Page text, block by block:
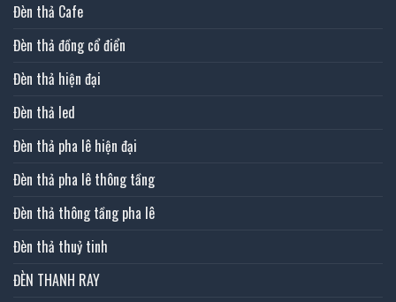
Đèn thả Cafe
Đèn thả đồng cổ điển
Đèn thả hiện đại
Đèn thả led
Đèn thả pha lê hiện đại
Đèn thả pha lê thông tầng
Đèn thả thông tầng pha lê
Đèn thả thuỷ tinh
ĐÈN THANH RAY